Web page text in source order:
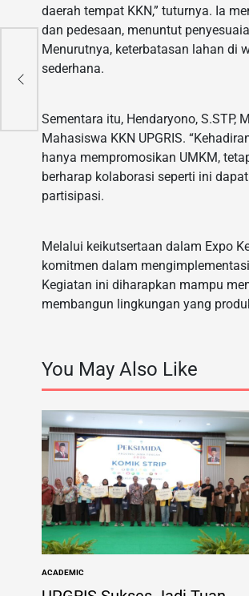
daerah tempat KKN,” tuturnya. Ia
dan pedesaan, menuntut
Menurutnya, keterbatasan lahan di
sederhana.
Sementara itu, Hendaryono, S.STP,
Mahasiswa KKN UPGRIS.
hanya mempromosikan UMKM,
berharap kolaborasi seperti ini
partisipasi.
Melalui keikutsertaan dalam Expo
komitmen dalam
Kegiatan ini diharapkan mampu
membangun lingkungan yang
You May Also Like
POSTED
IN
ACADEMIC